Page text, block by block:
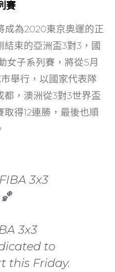
賽
成為2020東京奧運的正
束的亞洲盃3對3，國
女子系列賽，將從5月
舉行，以國家代表隊
，澳洲從3對3世界盃
得12連勝，最後也順
3x3
3x3
to
this Friday.